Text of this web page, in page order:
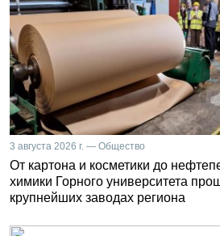
3 августа 2026 г. — Общество
От картона и косметики до
химики Горного университета
крупнейших заводах региона